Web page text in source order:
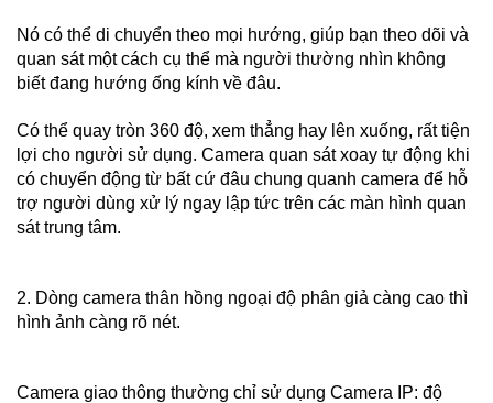
Nó có thể di chuyển theo mọi hướng, giúp bạn theo dõi và
quan sát một cách cụ thể mà người thường nhìn không
biết đang hướng ống kính về đâu.
Có thể quay tròn 360 độ, xem thẳng hay lên xuống, rất tiện
lợi cho người sử dụng. Camera quan sát xoay tự động khi
có chuyển động từ bất cứ đâu chung quanh camera để hỗ
trợ người dùng xử lý ngay lập tức trên các màn hình quan
sát trung tâm.
2. Dòng camera thân hồng ngoại độ phân giả càng cao thì
hình ảnh càng rõ nét.
Camera giao thông thường chỉ sử dụng Camera IP: độ